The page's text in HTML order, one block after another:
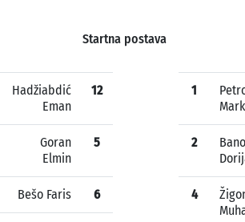
Startna postava
Hadžiabdić
Eman
12
Goran
Elmin
5
Bešo Faris 6
1
2
4